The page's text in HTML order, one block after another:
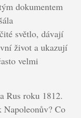
dokumentem
světlo, dávají
život a ukazují
velmi
Rus roku 1812.
Napoleonův? Co